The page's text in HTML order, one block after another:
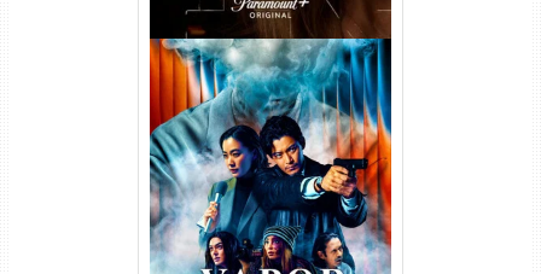
Vapor Humano 1ª Temporada
Torrent (2026) WEB-DL 1080p
Dual Áudio